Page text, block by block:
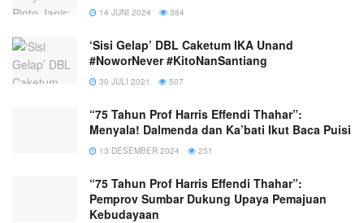
14 JUNI 2024 384
‘Sisi Gelap’ DBL Caketum IKA Unand
#NoworNever #KitoNanSantiang
30 JULI 2021 507
“75 Tahun Prof Harris Effendi Thahar”:
Menyala! Dalmenda dan Ka’bati Ikut Baca Puisi
13 DESEMBER 2024 251
“75 Tahun Prof Harris Effendi Thahar”:
Pemprov Sumbar Dukung Upaya Pemajuan
Kebudayaan